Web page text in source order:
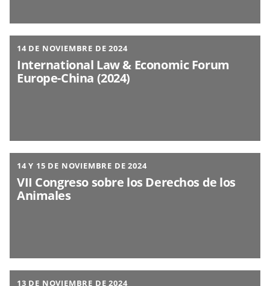
14 DE NOVIEMBRE DE 2024
International Law & Economic Forum
Europe-China (2024)
14 Y 15 DE NOVIEMBRE DE 2024
VII Congreso sobre los Derechos de los
Animales
13 DE NOVIEMBRE DE 2024